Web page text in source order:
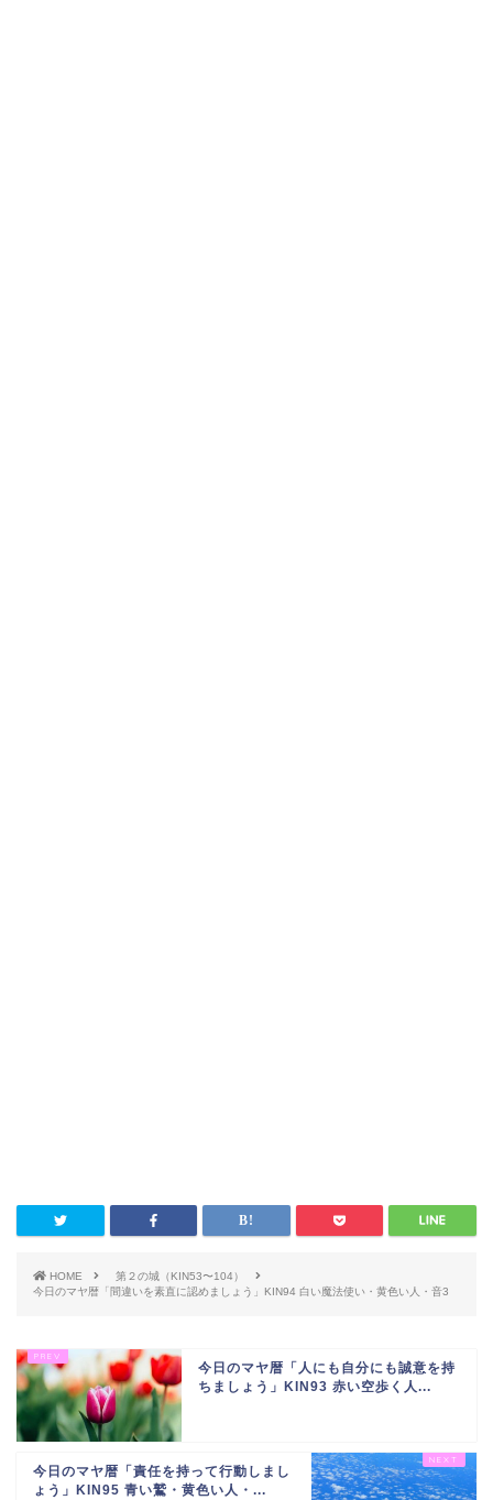
HOME
第２の城（KIN53〜104）
今日のマヤ暦「間違いを素直に認めましょう」KIN94 白い魔法使い・黄色い人・音3
今日のマヤ暦「人にも自分にも誠意を持
ちましょう」KIN93 赤い空歩く人...
今日のマヤ暦「責任を持って行動しまし
ょう」KIN95 青い鷲・黄色い人・...